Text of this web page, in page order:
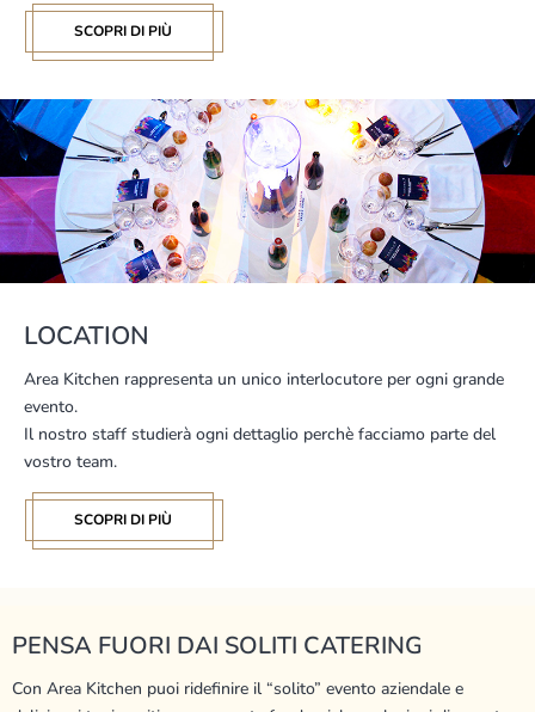
SCOPRI DI PIÙ
LOCATION
Area Kitchen rappresenta un unico interlocutore per ogni grande
evento.
Il nostro staff studierà ogni dettaglio perchè facciamo parte del
vostro team.
SCOPRI DI PIÙ
PENSA FUORI DAI SOLITI CATERING
Con Area Kitchen puoi ridefinire il “solito” evento aziendale e